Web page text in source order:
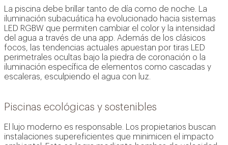
La piscina debe brillar tanto de día como de noche. La
iluminación subacuática ha evolucionado hacia sistemas
LED RGBW que permiten cambiar el color y la intensidad
del agua a través de una app. Además de los clásicos
focos, las tendencias actuales apuestan por tiras LED
perimetrales ocultas bajo la piedra de coronación o la
iluminación específica de elementos como cascadas y
escaleras, esculpiendo el agua con luz.
Piscinas ecológicas y sostenibles
El lujo moderno es responsable. Los propietarios buscan
instalaciones supereficientes que minimicen el impacto